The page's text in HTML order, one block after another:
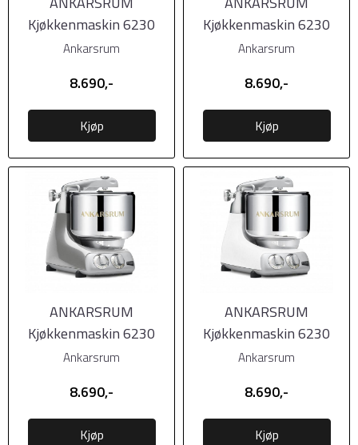
Kjøkkenmaskin 6230
Forest Green (Grønn)
Ankarsrum
8.690,-
Kjøp
Kjøkkenmaskin 6230
Glossy White (Hvit
Ankarsrum
8.690,-
Kjøp
ANKARSRUM
Kjøkkenmaskin 6230
Jubilee Silver (Sølv)
Ankarsrum
8.690,-
Kjøp
ANKARSRUM
Kjøkkenmaskin 6230
Mineral White (Hvit
Ankarsrum
8.690,-
Kjøp